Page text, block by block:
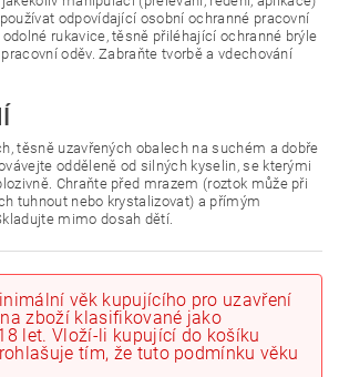
odpovídající osobní ochranné pracovní
rukavice, těsně přiléhající ochranné brýle
oděv. Zabraňte tvorbě a vdechování
těsně uzavřených obalech na suchém a dobře
odděleně od silných kyselin, se kterými
Chraňte před mrazem (roztok může při
tuhnout nebo krystalizovat) a přímým
mimo dosah dětí.
věk kupujícího pro uzavření
zboží klasifikované jako
let. Vloží-li kupující do košíku
tím, že tuto podmínku věku